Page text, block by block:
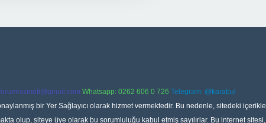
Whatsapp: 0262 606 0 726 Telegram: @karabul
bir Yer Sağlayıcı olarak hizmet vermektedir. Bu nedenle, sitedeki
olup, siteye üye olarak bu sorumluluğu kabul etmiş sayılırlar. Bu internet